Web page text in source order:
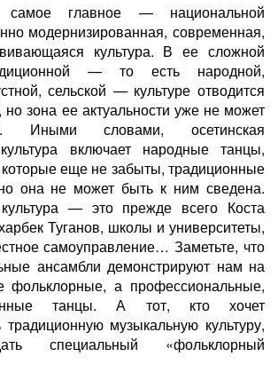
главное — национальной
модернизированная, современная,
культура. В ее сложной
— то есть народной,
сельской — культуре отводится
но зона ее актуальности уже не может
Иными словами, осетинская
включает народные танцы,
которые еще не забыты, традиционные
она не может быть к ним сведена.
— это прежде всего Коста
Туганов, школы и университеты,
самоуправление… Заметьте, что
ансамбли демонстрируют нам на
фольклорные, а профессиональные,
танцы. А тот, кто хочет
традиционную музыкальную культуру,
специальный «фольклорный